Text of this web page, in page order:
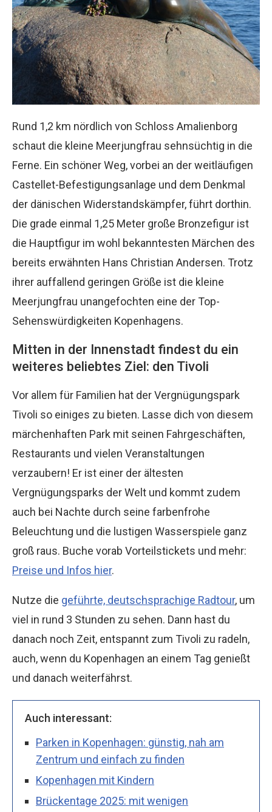
Rund 1,2 km nördlich von Schloss Amalienborg
schaut die kleine Meerjungfrau sehnsüchtig in die
Ferne. Ein schöner Weg, vorbei an der weitläufigen
Castellet-Befestigungsanlage und dem Denkmal
der dänischen Widerstandskämpfer, führt dorthin.
Die grade einmal 1,25 Meter große Bronzefigur ist
die Hauptfigur im wohl bekanntesten Märchen des
bereits erwähnten Hans Christian Andersen. Trotz
ihrer auffallend geringen Größe ist die kleine
Meerjungfrau unangefochten eine der Top-
Sehenswürdigkeiten Kopenhagens.
Mitten in der Innenstadt findest du ein
weiteres beliebtes Ziel: den Tivoli
Vor allem für Familien hat der Vergnügungspark
Tivoli so einiges zu bieten. Lasse dich von diesem
märchenhaften Park mit seinen Fahrgeschäften,
Restaurants und vielen Veranstaltungen
verzaubern! Er ist einer der ältesten
Vergnügungsparks der Welt und kommt zudem
auch bei Nachte durch seine farbenfrohe
Beleuchtung und die lustigen Wasserspiele ganz
groß raus. Buche vorab Vorteilstickets und mehr:
Preise und Infos hier.
Nutze die geführte, deutschsprachige Radtour, um
viel in rund 3 Stunden zu sehen. Dann hast du
danach noch Zeit, entspannt zum Tivoli zu radeln,
auch, wenn du Kopenhagen an einem Tag genießt
und danach weiterfährst.
Auch interessant:
Parken in Kopenhagen: günstig, nah am
Zentrum und einfach zu finden
Kopenhagen mit Kindern
Brückentage 2025: mit wenigen